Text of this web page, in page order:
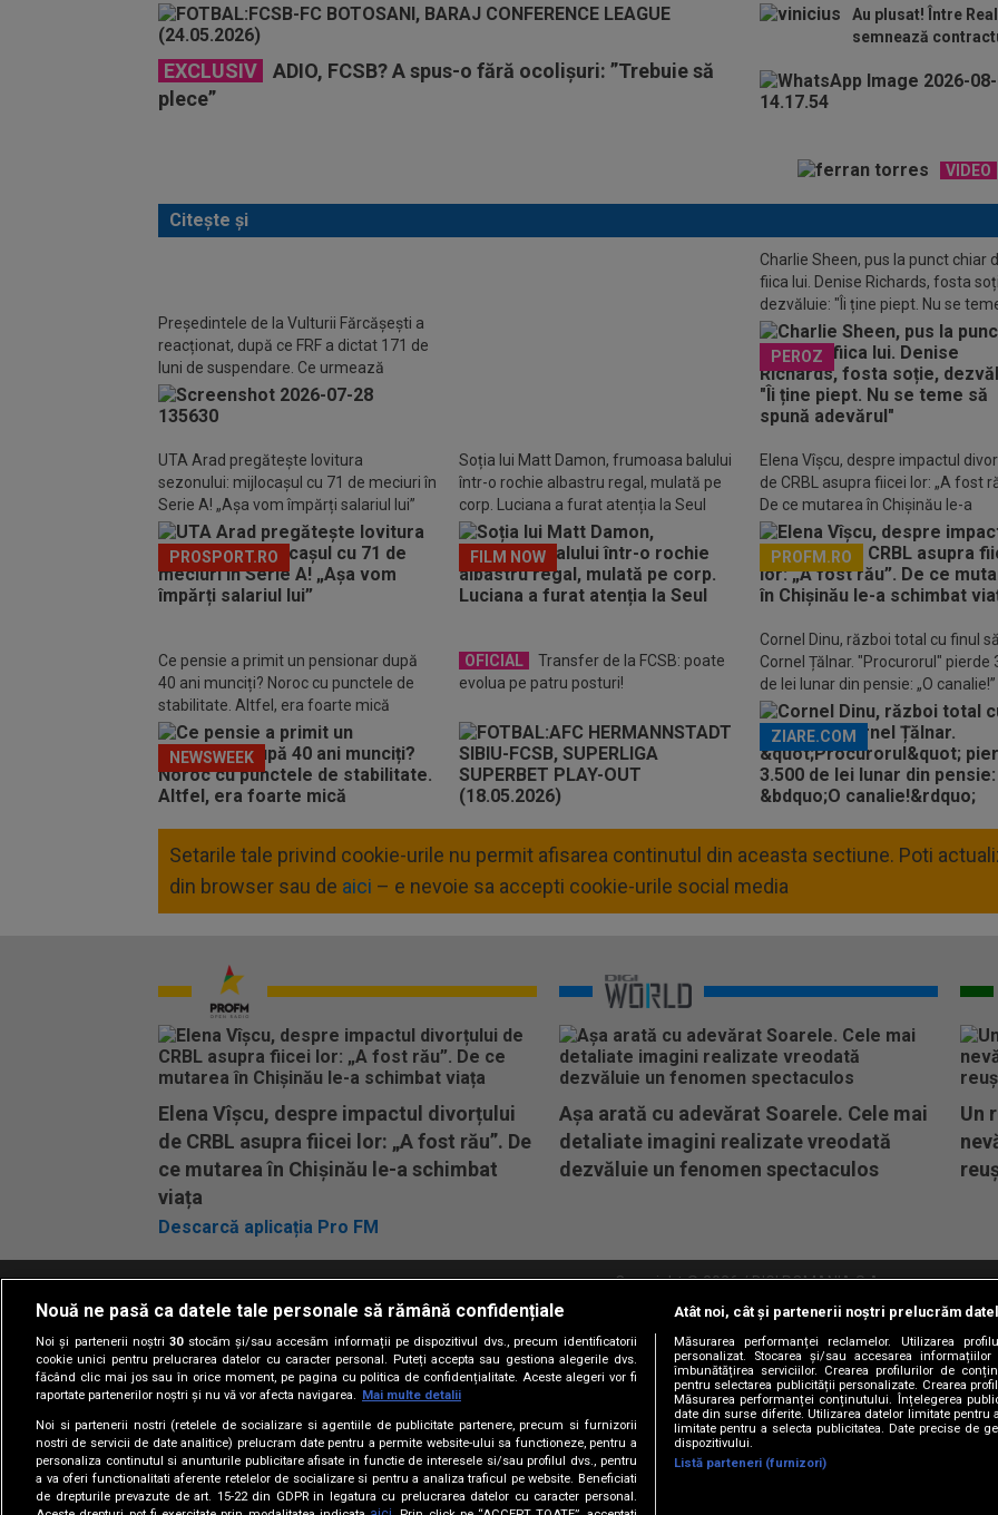
EXCLUSIV
ADIO, FCSB? A spus-o fără ocolișuri: ”Trebuie să
plece”
Au plusat! Între
semnează
VIDEO
Citește și
Președintele de la Vulturii Fărcășești a
reacționat, după ce FRF a dictat 171 de
luni de suspendare. Ce urmează
Charlie Sheen, pus la punct chiar
fiica lui. Denise Richards, fosta
dezvăluie: "Îi ține piept. Nu se
spună adevărul"
PEROZ
UTA Arad pregătește lovitura
sezonului: mijlocașul cu 71 de meciuri în
Serie A! „Așa vom împărți salariul lui”
PROSPORT.RO
Soția lui Matt Damon, frumoasa balului
într-o rochie albastru regal, mulată pe
corp. Luciana a furat atenția la Seul
FILM NOW
Elena Vîșcu, despre impactul
de CRBL asupra fiicei lor: „A fost
De ce mutarea în Chișinău le-a
schimbat viața
PROFM.RO
Ce pensie a primit un pensionar după
40 ani munciți? Noroc cu punctele de
stabilitate. Altfel, era foarte mică
NEWSWEEK
OFICIAL
Transfer de la FCSB: poate
evolua pe patru posturi!
Cornel Dinu, război total cu finul
Cornel Țălnar. "Procurorul" pierde
de lei lunar din pensie: „O canalie!”
ZIARE.COM
Setarile tale privind cookie-urile nu permit afisarea continutul din aceasta sectiune. Poti
din browser sau de aici – e nevoie sa accepti cookie-urile social media
Elena Vîșcu, despre impactul divorțului
de CRBL asupra fiicei lor: „A fost rău”. De
ce mutarea în Chișinău le-a schimbat
viața
Descarcă aplicația Pro FM
Așa arată cu adevărat Soarele. Cele mai
detaliate imagini realizate vreodată
dezvăluie un fenomen spectaculos
Un
Copyright © 2026 / DIGI ROMANIA S.A.
Termeni si conditii Politica de confidentialitate Abonare Digi TV Frecvente Digi Sport Retransmisie Digi Sport
Versiune mobil
Nouă ne pasă ca datele tale personale să rămână confidențiale
Noi și partenerii noștri30stocăm și/sau accesăm informații pe dispozitivul dvs., precum identificatorii
cookie unici pentru prelucrarea datelor cu caracter personal. Puteți accepta sau gestiona alegerile dvs.
făcând clic mai jos sau în orice moment, pe pagina cu politica de confidențialitate. Aceste alegeri vor fi
raportate partenerilor noștri și nu vă vor afecta navigarea. Mai multe detalii
Noi si partenerii nostri (retelele de socializare si agentiile de publicitate partenere, precum si furnizorii
nostri de servicii de date analitice) prelucram date pentru a permite website-ului sa functioneze, pentru a
personaliza continutul si anunturile publicitare afisate in functie de interesele si/sau profilul dvs., pentru
a va oferi functionalitati aferente retelelor de socializare si pentru a analiza traficul pe website. Beneficiati
de drepturile prevazute de art. 15-22 din GDPR in legatura cu prelucrarea datelor cu caracter personal.
Atât noi, cât și partenerii noștri prelucrăm
Măsurarea performanței reclamelor. Utilizarea
personalizat. Stocarea și/sau accesarea
îmbunătățirea serviciilor. Crearea profilurilor de
pentru selectarea publicității personalizate. Crearea
Măsurarea performanței conținutului. Înțelegerea
date din surse diferite. Utilizarea datelor limitate pentru
limitate pentru a selecta publicitatea. Date precise de
dispozitivului.
Listă parteneri (furnizori)